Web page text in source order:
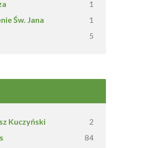
1
Św. Jana 1
5
Kuczyński 2
84